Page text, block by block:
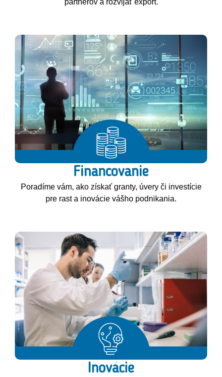
partnerov a rozvíjať export.
Financovanie
Poradíme vám, ako získať granty, úvery či investície
pre rast a inovácie vášho podnikania.
Inovácie